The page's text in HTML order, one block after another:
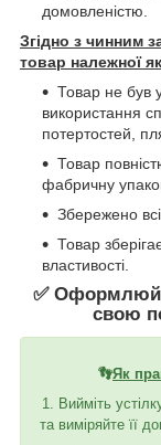
домовленістю.
Згідно з чинним
товар належної
Товар не був
використання
потертостей,
Товар
фабричну
Збережено
Товар
властивості.
✅
свою
👣Як
1. Вийміть
та виміряйте її